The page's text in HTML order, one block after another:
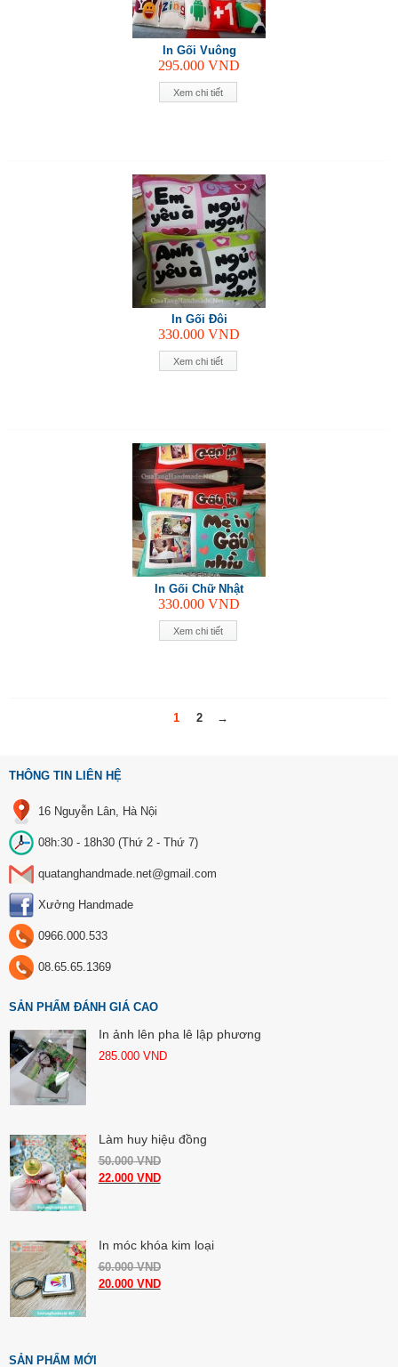
Xem chi tiết
In Gối Vuông
295.000 VND
Xem chi tiết
In Gối Đôi
330.000 VND
Xem chi tiết
In Gối Chữ Nhật
330.000 VND
1 2 →
THÔNG TIN LIÊN HỆ
16 Nguyễn Lân, Hà Nội
08h:30 - 18h30 (Thứ 2 - Thứ 7)
quatanghandmade.net@gmail.com
Xưởng Handmade
0966.000.533
08.65.65.1369
SẢN PHẨM ĐÁNH GIÁ CAO
In ảnh lên pha lê lập phương
285.000 VND
Làm huy hiệu đồng
50.000VND
22.000 VND
In móc khóa kim loại
60.000VND
20.000 VND
SẢN PHẨM MỚI